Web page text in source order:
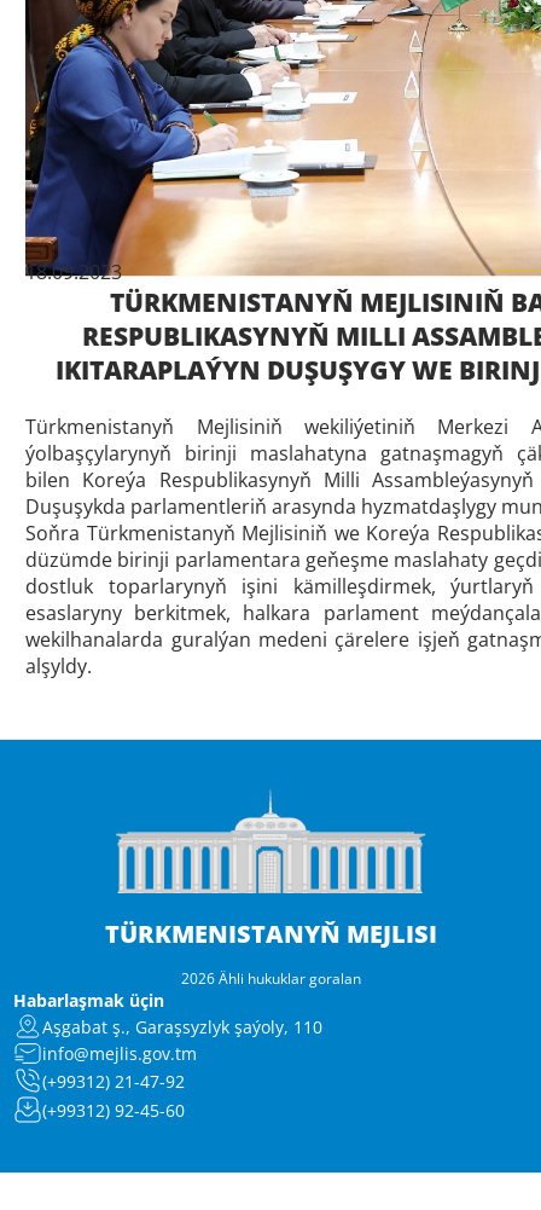
18.09.2023
TÜRKMENISTANYŇ MEJLISINIŇ
RESPUBLIKASYNYŇ MILLI
IKITARAPLAÝYN DUŞUŞYGY WE
Türkmenistanyň Mejlisiniň wekiliýetiniň Merkezi
ýolbaşçylarynyň birinji maslahatyna gatnaşmagyň
bilen Koreýa Respublikasynyň Milli
Duşuşykda parlamentleriň arasynda hyzmatdaşlygy
Soňra Türkmenistanyň Mejlisiniň we Koreýa
düzümde birinji parlamentara geňeşme maslahaty
dostluk toparlarynyň işini kämilleşdirmek, ýurtlaryň
esaslaryny berkitmek, halkara parlament
wekilhanalarda guralýan medeni çärelere işjeň
alşyldy.
TÜRKMENISTANYŇ MEJLISI
2026 Ähli hukuklar goralan
Habarlaşmak üçin
Aşgabat ş., Garaşsyzlyk şaýoly, 110
info@mejlis.gov.tm
(+99312) 21-47-92
(+99312) 92-45-60